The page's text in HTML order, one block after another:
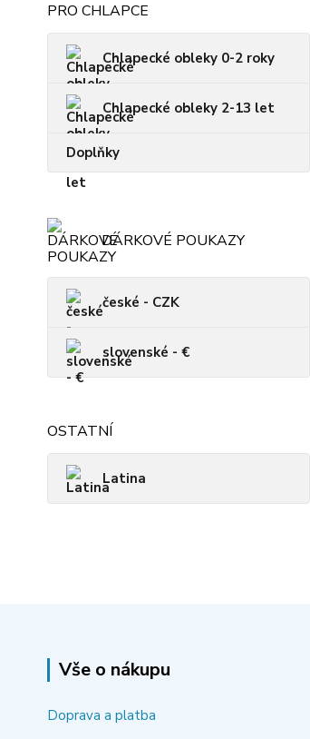
PRO CHLAPCE
Chlapecké obleky 0-2 roky
Chlapecké obleky 2-13 let
Doplňky
DÁRKOVÉ POUKAZY
české - CZK
slovenské - €
OSTATNÍ
Latina
Vše o nákupu
Doprava a platba